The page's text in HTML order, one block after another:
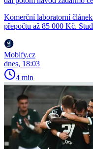
Komerční laboratorní
přepočtu až 85 000 Kč.
Mobify.cz
dnes, 18:03
4 min